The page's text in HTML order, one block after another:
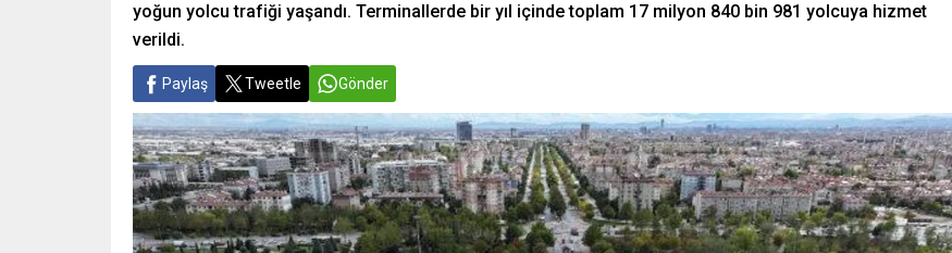
yoğun yolcu trafiği yaşandı. Terminallerde bir yıl içinde toplam 17 milyon 840 bin 981 yolcuya hizmet
verildi.
Paylaş Tweetle Gönder